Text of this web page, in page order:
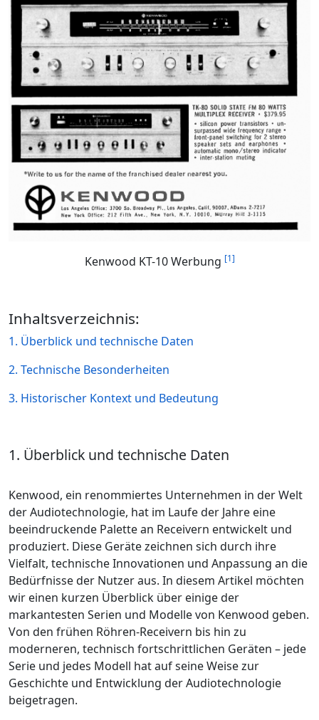
Kenwood KT-10 Werbung [1]
Inhaltsverzeichnis:
1. Überblick und technische Daten
2. Technische Besonderheiten
3. Historischer Kontext und Bedeutung
1. Überblick und technische Daten
Kenwood, ein renommiertes Unternehmen in der Welt
der Audiotechnologie, hat im Laufe der Jahre eine
beeindruckende Palette an Receivern entwickelt und
produziert. Diese Geräte zeichnen sich durch ihre
Vielfalt, technische Innovationen und Anpassung an die
Bedürfnisse der Nutzer aus. In diesem Artikel möchten
wir einen kurzen Überblick über einige der
markantesten Serien und Modelle von Kenwood geben.
Von den frühen Röhren-Receivern bis hin zu
moderneren, technisch fortschrittlichen Geräten – jede
Serie und jedes Modell hat auf seine Weise zur
Geschichte und Entwicklung der Audiotechnologie
beigetragen.